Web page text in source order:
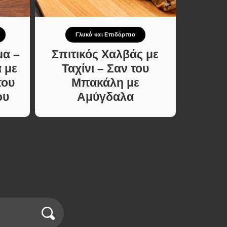
–
με
Γλυκό και Επιδόρπιο
Σπιτικός Χαλβάς με
Ταχίνι – Σαν του
Μπακάλη με
Αμύγδαλα